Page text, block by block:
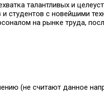
талантливых и
с новейшими
на рынке труда,
(не считают данное